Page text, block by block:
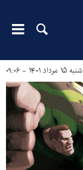
شنبه ۱۵ مرداد ۱۴۰۱ - ۰۹:۰۶